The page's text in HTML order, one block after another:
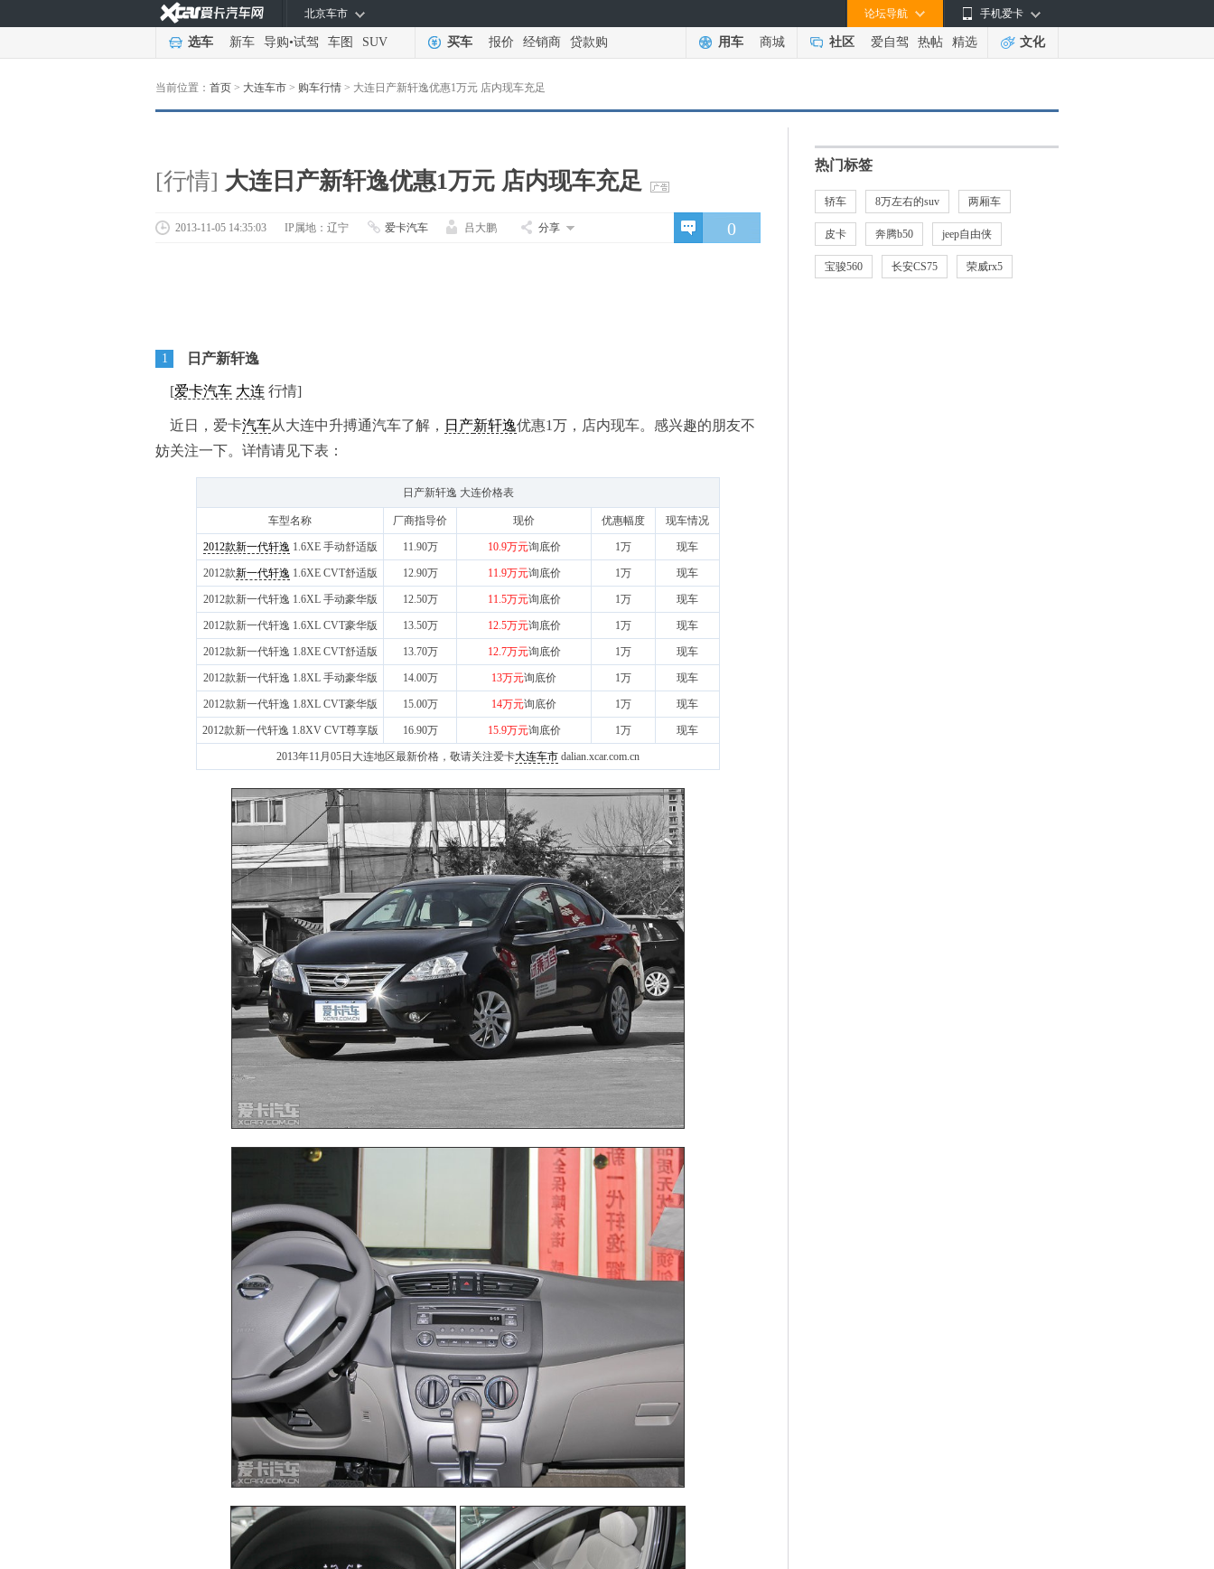
手机爱卡
论坛导航
北京车市
选车 新车 导购•试驾 车图 SUV 买车 报价 经销商 贷款购 用车 商城 社区 爱自驾 热帖 精选 文化
当前位置： 首页 > 大连车市 > 购车行情 > 大连日产新轩逸优惠1万元 店内现车充足
[行情] 大连日产新轩逸优惠1万元 店内现车充足
0
2013-11-05 14:35:03 IP属地：辽宁 爱卡汽车 吕大鹏 分享
1 日产新轩逸
[爱卡汽车 大连 行情]
近日，爱卡汽车从大连中升搏通汽车了解， 日产新轩逸优惠1万，店内现车。感兴趣的朋友不
妨关注一下。详情请见下表：
日产新轩逸 大连价格表
车型名称 厂商指导价 现价 优惠幅度 现车情况
2012款新一代轩逸 1.6XE 手动舒适版 11.90万 10.9万元询底价 1万 现车
2012款新一代轩逸 1.6XE CVT舒适版 12.90万 11.9万元询底价 1万 现车
2012款新一代轩逸 1.6XL 手动豪华版 12.50万 11.5万元询底价 1万 现车
2012款新一代轩逸 1.6XL CVT豪华版 13.50万 12.5万元询底价 1万 现车
2012款新一代轩逸 1.8XE CVT舒适版 13.70万 12.7万元询底价 1万 现车
2012款新一代轩逸 1.8XL 手动豪华版 14.00万 13万元询底价 1万 现车
2012款新一代轩逸 1.8XL CVT豪华版 15.00万 14万元询底价 1万 现车
2012款新一代轩逸 1.8XV CVT尊享版 16.90万 15.9万元询底价 1万 现车
2013年11月05日大连地区最新价格，敬请关注爱卡大连车市 dalian.xcar.com.cn
热门标签
轿车 8万左右的suv 两厢车
皮卡 奔腾b50 jeep自由侠
宝骏560 长安CS75 荣威rx5